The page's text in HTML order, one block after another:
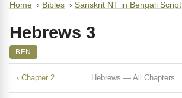
Home › Bibles › Sanskrit NT in Bengali Script
Hebrews 3
BEN
‹ Chapter 2 Hebrews — All Chapters